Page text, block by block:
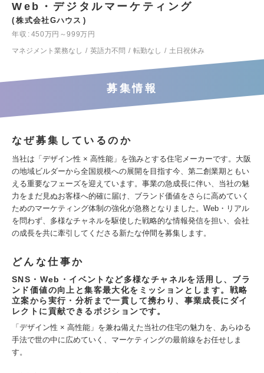
Web・デジタルマーケティング
株式会社Gハウス
年収
450万円～999万円
マネジメント業務なし
英語力不問 転勤なし 土日祝休み
募集情報
なぜ募集しているのか
当社は「デザイン性 × 高性能」を強みとする住宅メーカーです。大阪
の地域ビルダーから全国規模への展開を目指す今、第二創業期ともい
える重要なフェーズを迎えています。事業の急成長に伴い、当社の魅
力をまだ見ぬお客様へ的確に届け、ブランド価値をさらに高めていく
ためのマーケティング体制の強化が急務となりました。Web・リアル
を問わず、多様なチャネルを駆使した戦略的な情報発信を担い、会社
の成長を共に牽引してくださる新たな仲間を募集します。
どんな仕事か
SNS・Web・イベントなど多様なチャネルを活用し、ブラ
ンド価値の向上と集客最大化をミッションとします。戦略
立案から実行・分析まで一貫して携わり、事業成長にダイ
レクトに貢献できるポジションです。
「デザイン性 × 高性能」を兼ね備えた当社の住宅の魅力を、あらゆる
手法で世の中に広めていく、マーケティングの最前線をお任せしま
す。